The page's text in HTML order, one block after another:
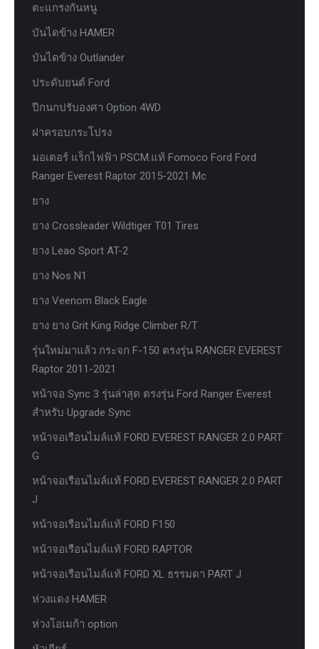
ตะแกรงกันหนู
บันไดข้าง HAMER
บันไดข้าง Outlander
ประดับยนต์ Ford
ปีกนกปรับองศา Option 4WD
ฝาครอบกระโปรง
มอเตอร์ แร็กไฟฟ้า PSCM.แท้ Fomoco Ford Ford
Ranger Everest Raptor 2015-2021 Mc
ยาง
ยาง Crossleader Wildtiger T01 Tires
ยาง Leao Sport AT-2
ยาง Nos N1
ยาง Veenom Black Eagle
ยาง ยาง Grit King Ridge Climber R/T
รุ่นใหม่มาแล้ว กระจก F-150 ตรงรุ่น RANGER EVEREST
Raptor 2011-2021
หน้าจอ Sync 3 รุ่นล่าสุด ตรงรุ่น Ford Ranger Everest
สำหรับ Upgrade Sync
หน้าจอเรือนไมล์แท้ FORD EVEREST RANGER 2.0 PART
G
หน้าจอเรือนไมล์แท้ FORD EVEREST RANGER 2.0 PART
J
หน้าจอเรือนไมล์แท้ FORD F150
หน้าจอเรือนไมล์แท้ FORD RAPTOR
หน้าจอเรือนไมล์แท้ FORD XL ธรรมดา PART J
ห่วงแดง HAMER
ห่วงโอเมก้า option